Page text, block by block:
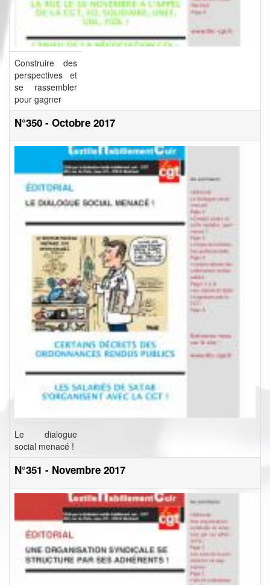
Construire des
perspectives et
se rassembler
pour gagner
N°350 - Octobre 2017
Le dialogue
social menacé !
N°351 - Novembre 2017